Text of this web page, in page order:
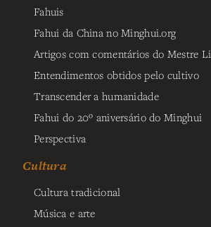
Fahuis
Fahui da China no Minghui.org
Artigos com comentários do Mestre Li
Entendimentos obtidos pelo cultivo
Transcender a humanidade
Fahui do 20º aniversário do Minghui
Perspectiva
Cultura
Cultura tradicional
Música e arte